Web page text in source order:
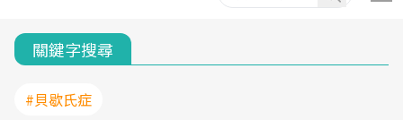
關鍵字搜尋
#貝歇氏症